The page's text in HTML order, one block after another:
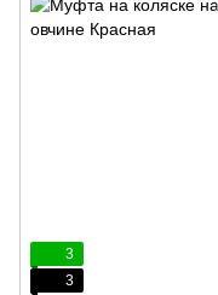
3
3